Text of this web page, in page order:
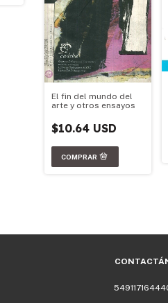
El fin del mundo del
arte y otros ensayos
$10.64 USD